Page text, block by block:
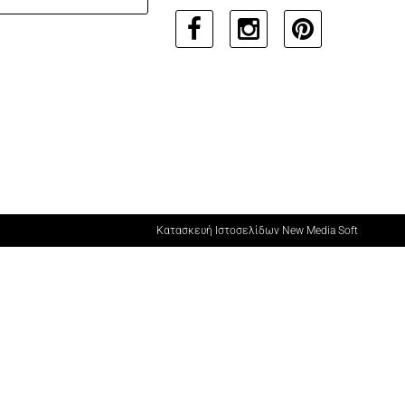
Κατασκευή Ιστοσελίδων New Media Soft